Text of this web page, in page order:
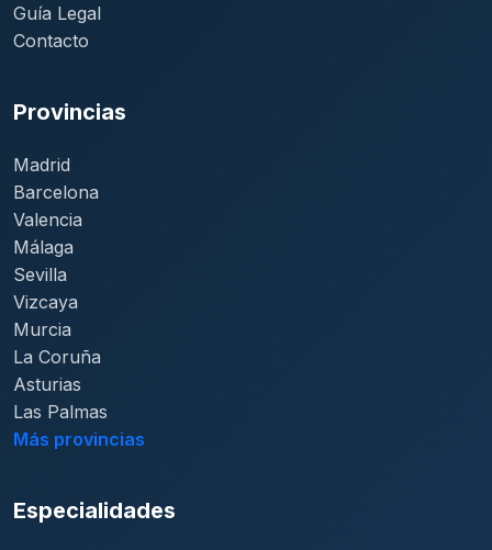
Guía Legal
Contacto
Provincias
Madrid
Barcelona
Valencia
Málaga
Sevilla
Vizcaya
Murcia
La Coruña
Asturias
Las Palmas
Más provincias
Especialidades